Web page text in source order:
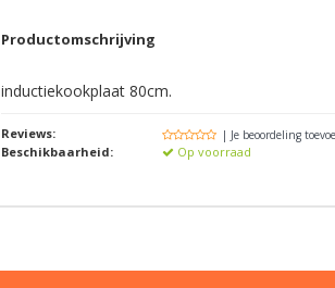
Productomschrijving
inductiekookplaat 80cm.
Reviews: | Je beoordeling
Beschikbaarheid: Op voorraad